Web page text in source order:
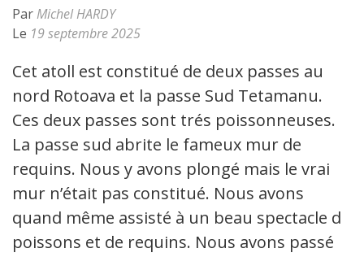
ParMichel HARDY
Le 19 septembre 2025
Cet atoll est constitué de deux passes au
nord Rotoava et la passe Sud Tetamanu.
Ces deux passes sont trés poissonneuses.
La passe sud abrite le fameux mur de
requins. Nous y avons plongé mais le vrai
mur n’était pas constitué. Nous avons
quand même assisté à un beau spectacle de
poissons et de requins. Nous avons passé